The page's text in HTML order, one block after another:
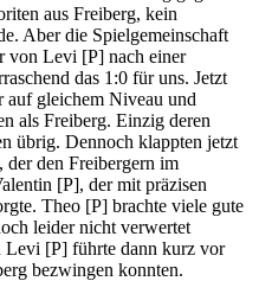
aus Freiberg, kein
Aber die Spielgemeinschaft
von Levi [P] nach einer
das 1:0 für uns. Jetzt
auf gleichem Niveau und
als Freiberg. Einzig deren
übrig. Dennoch klappten jetzt
den Freibergern im
[P], der mit präzisen
Theo [P] brachte viele gute
leider nicht verwertet
Levi [P] führte dann kurz vor
bezwingen konnten.